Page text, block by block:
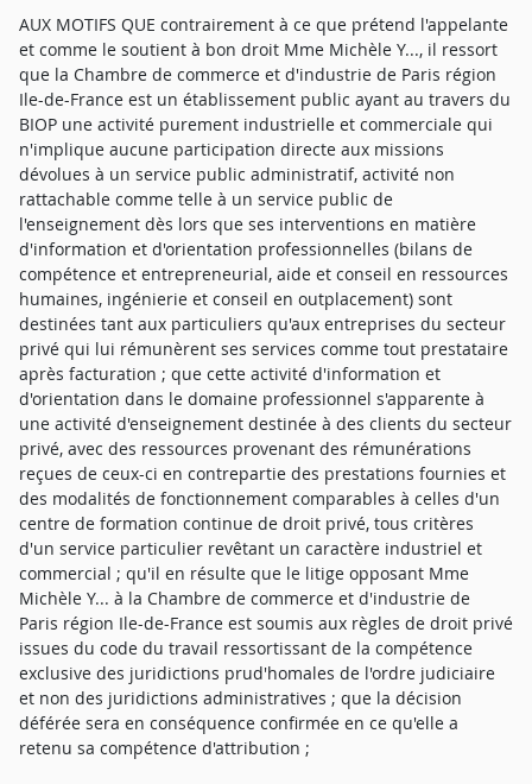
AUX MOTIFS QUE contrairement à ce que prétend l'appelante
et comme le soutient à bon droit Mme Michèle Y..., il ressort
que la Chambre de commerce et d'industrie de Paris région
Ile-de-France est un établissement public ayant au travers du
BIOP une activité purement industrielle et commerciale qui
n'implique aucune participation directe aux missions
dévolues à un service public administratif, activité non
rattachable comme telle à un service public de
l'enseignement dès lors que ses interventions en matière
d'information et d'orientation professionnelles (bilans de
compétence et entrepreneurial, aide et conseil en ressources
humaines, ingénierie et conseil en outplacement) sont
destinées tant aux particuliers qu'aux entreprises du secteur
privé qui lui rémunèrent ses services comme tout prestataire
après facturation ; que cette activité d'information et
d'orientation dans le domaine professionnel s'apparente à
une activité d'enseignement destinée à des clients du secteur
privé, avec des ressources provenant des rémunérations
reçues de ceux-ci en contrepartie des prestations fournies et
des modalités de fonctionnement comparables à celles d'un
centre de formation continue de droit privé, tous critères
d'un service particulier revêtant un caractère industriel et
commercial ; qu'il en résulte que le litige opposant Mme
Michèle Y... à la Chambre de commerce et d'industrie de
Paris région Ile-de-France est soumis aux règles de droit privé
issues du code du travail ressortissant de la compétence
exclusive des juridictions prud'homales de l'ordre judiciaire
et non des juridictions administratives ; que la décision
déférée sera en conséquence confirmée en ce qu'elle a
retenu sa compétence d'attribution ;